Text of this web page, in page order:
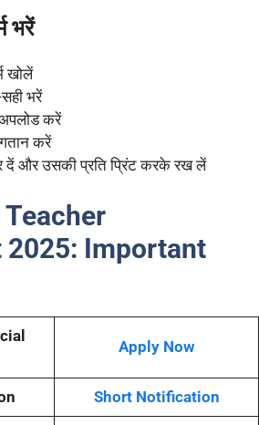
भरें
खोलें
भरें
करें
करें
दें और उसकी प्रति प्रिंट करके रख लें
Teacher
2025: Important
Apply Now
Short Notification